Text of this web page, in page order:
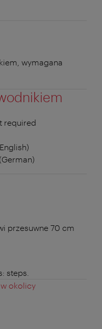
wymagana
required
przesuwne 70 cm
steps.
okolicy